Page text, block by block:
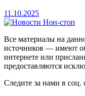
11.10.2025
Все материалы на
источников — имеют
интернете или
предоставляются
Следите за нами в соц.